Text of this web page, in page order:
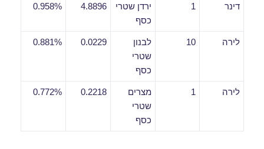
דינר 1
ירדן שטרי
כסף
4.8896
0.958%
לירה 10
לבנון
שטרי
כסף
0.0229
0.881%
לירה 1
מצרים
שטרי
כסף
0.2218
0.772%